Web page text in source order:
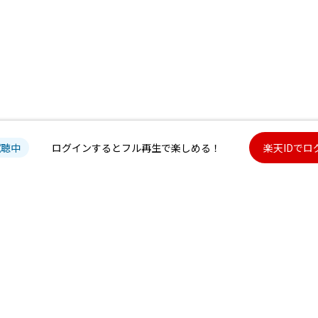
中 ログインするとフル再生で楽しめる！ 楽天IDでロ